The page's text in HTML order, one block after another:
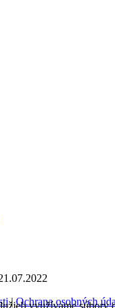
|Ochrana osobných
využívame súbory